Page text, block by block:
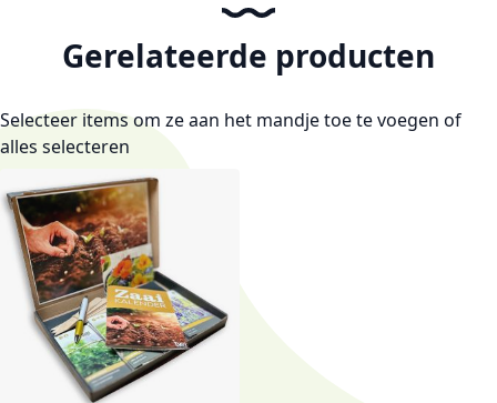
Gerelateerde producten
Selecteer items om ze aan het mandje toe te voegen of
alles selecteren